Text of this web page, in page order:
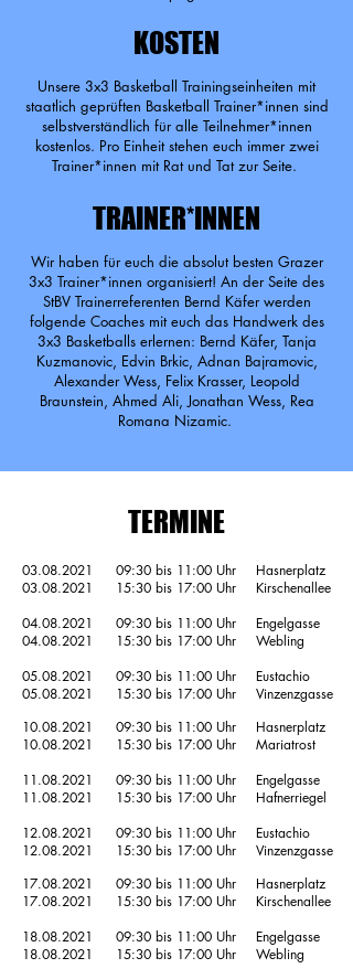
KOSTEN
Unsere 3x3 Basketball Trainingseinheiten mit
staatlich geprüften Basketball Trainer*innen sind
selbstverständlich für alle Teilnehmer*innen
kostenlos. Pro Einheit stehen euch immer zwei
Trainer*innen mit Rat und Tat zur Seite.
TRAINER*INNEN
Wir haben für euch die absolut besten Grazer
3x3 Trainer*innen organisiert! An der Seite des
StBV Trainerreferenten Bernd Käfer werden
folgende Coaches mit euch das Handwerk des
3x3 Basketballs erlernen: Bernd Käfer, Tanja
Kuzmanovic, Edvin Brkic, Adnan Bajramovic,
Alexander Wess, Felix Krasser, Leopold
Braunstein, Ahmed Ali, Jonathan Wess, Rea
Romana Nizamic.
TERMINE
03.08.2021
03.08.2021
04.08.2021
04.08.2021
05.08.2021
05.08.2021
09:30 bis 11:00 Uhr
15:30 bis 17:00 Uhr
09:30 bis 11:00 Uhr
15:30 bis 17:00 Uhr
09:30 bis 11:00 Uhr
15:30 bis 17:00 Uhr
Hasnerplatz
Kirschenallee
Engelgasse
Webling
Eustachio
Vinzenzgasse
10.08.2021
10.08.2021
11.08.2021
11.08.2021
12.08.2021
12.08.2021
09:30 bis 11:00 Uhr
15:30 bis 17:00 Uhr
09:30 bis 11:00 Uhr
15:30 bis 17:00 Uhr
09:30 bis 11:00 Uhr
15:30 bis 17:00 Uhr
Hasnerplatz
Mariatrost
Engelgasse
Hafnerriegel
Eustachio
Vinzenzgasse
17.08.2021
17.08.2021
18.08.2021
18.08.2021
09:30 bis 11:00 Uhr
15:30 bis 17:00 Uhr
09:30 bis 11:00 Uhr
15:30 bis 17:00 Uhr
Hasnerplatz
Kirschenallee
Engelgasse
Webling